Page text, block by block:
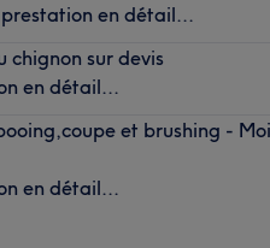
en détail...
chignon sur devis
en détail...
et brushing -
en détail...